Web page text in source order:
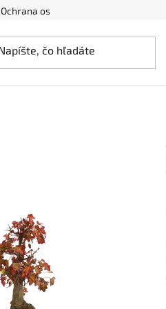
Ochrana osobných údajov